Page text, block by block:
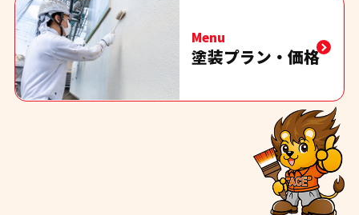
Menu
塗装プラン・価格